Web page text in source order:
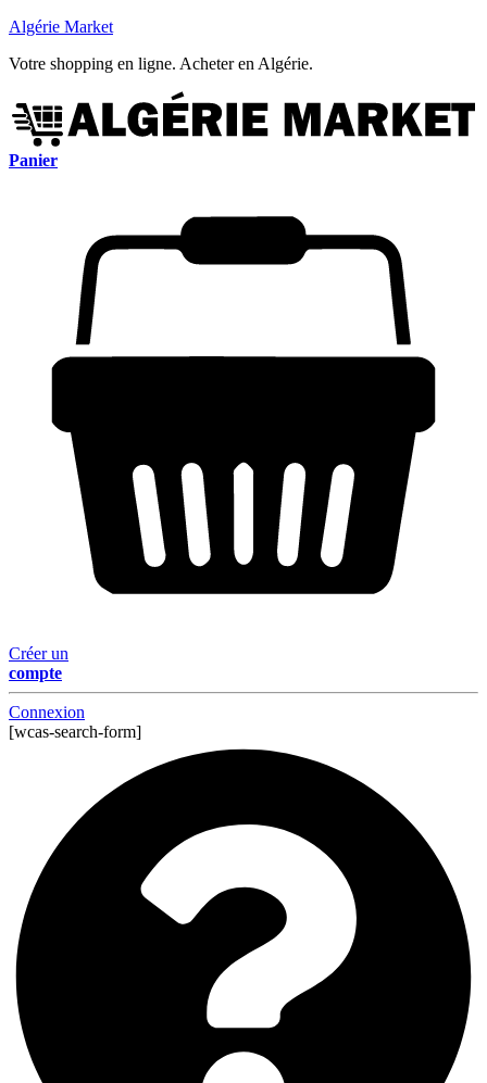
Algérie Market
Votre shopping en ligne. Acheter en Algérie.
Panier
Créer un
compte
Connexion
[wcas-search-form]